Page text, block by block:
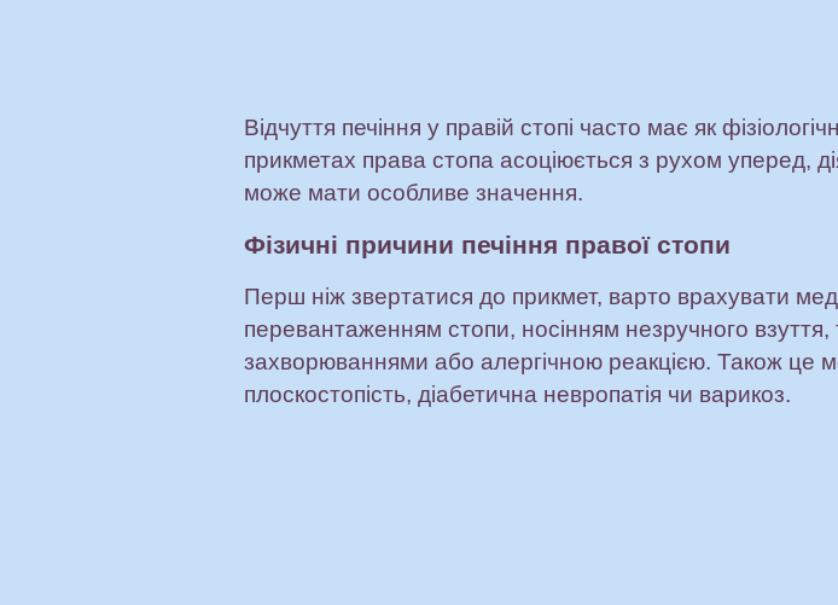
Відчуття печіння у правій стопі часто має як
прикметах права стопа асоціюється з рухом уперед,
може мати особливе значення.
Фізичні причини печіння правої стопи
Перш ніж звертатися до прикмет, варто врахувати
перевантаженням стопи, носінням незручного
захворюваннями або алергічною реакцією. Також це
плоскостопість, діабетична невропатія чи варикоз.